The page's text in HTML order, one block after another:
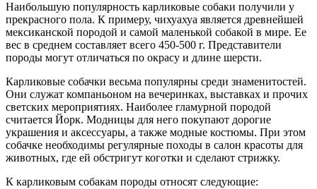
Наибольшую популярность карликовые собаки получили у
прекрасного пола. К примеру, чихуахуа является древнейшей
мексиканской породой и самой маленькой собакой в мире. Ее
вес в среднем составляет всего 450-500 г. Представители
породы могут отличаться по окрасу и длине шерсти.
Карликовые собачки весьма популярны среди знаменитостей.
Они служат компаньоном на вечеринках, выставках и прочих
светских мероприятиях. Наиболее гламурной породой
считается Йорк. Модницы для него покупают дорогие
украшения и аксессуары, а также модные костюмы. При этом
собачке необходимы регулярные походы в салон красоты для
животных, где ей обстригут коготки и сделают стрижку.
К карликовым собакам породы относят следующие: